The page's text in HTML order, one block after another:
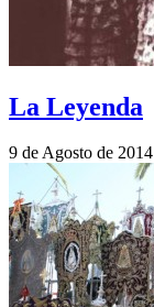
La Leyenda
9 de Agosto de 2014